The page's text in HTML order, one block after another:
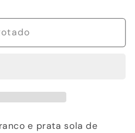
e prata sola de